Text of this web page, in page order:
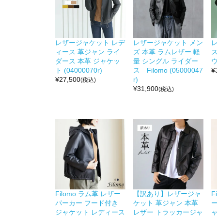
レザージャケット レデ
ィース 革ジャン ライ
ダース 本革 ジャケッ
ト (04000070r)
¥27,500(税込)
レザージャケット メン
ズ 本革 ラムレザー 軽
量 シングル ライダー
ス Filomo (05000047
r)
¥31,900(税込)
¥
Filomo ラム革 レザー
パーカー フード付き
ジャケット レディース
【訳あり】レザージャ
ケット 革ジャン 本革
レザー トラッカージャ